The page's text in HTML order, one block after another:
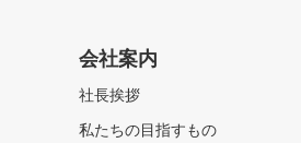
会社案内
社長挨拶
私たちの目指すもの